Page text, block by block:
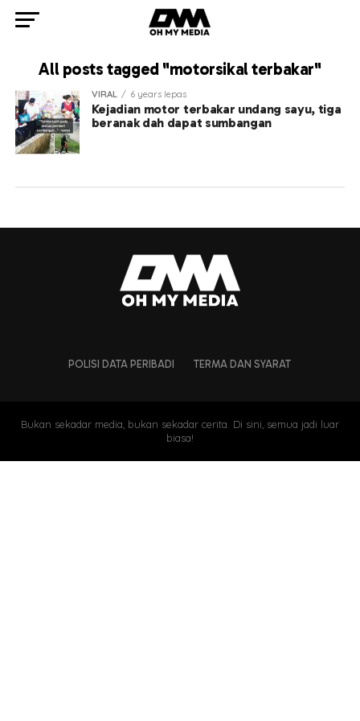
All posts tagged "motorsikal terbakar"
VIRAL 6 years lepas
Kejadian motor terbakar undang sayu, tiga
beranak dah dapat sumbangan
POLISI DATA PERIBADI TERMA DAN SYARAT
Bukan sekadar media, bukan sekadar cerita. Di sini, semua jadi luar
biasa!